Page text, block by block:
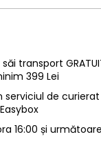
transport
399 Lei
de curierat
16:00 și